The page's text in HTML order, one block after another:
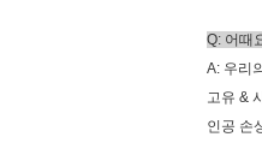
Q: 어때
A: 우리
고유 &
인공 손